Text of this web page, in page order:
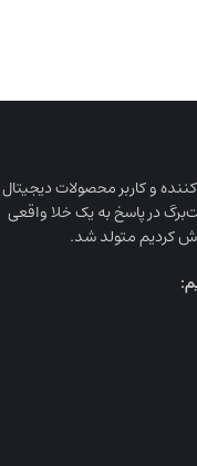
و کاربر محصولات دیجیتال
در پاسخ به یک خلا واقعی
کردیم متولد شد.